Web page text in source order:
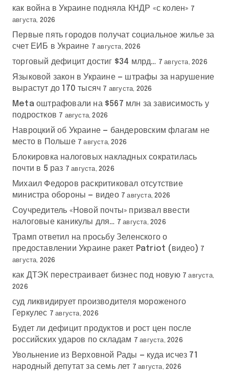
как война в Украине подняла КНДР «с колен» 7
августа, 2026
Первые пять городов получат социальное жилье за
счет ЕИБ в Украине 7 августа, 2026
торговый дефицит достиг $34 млрд… 7 августа, 2026
Языковой закон в Украине — штрафы за нарушение
вырастут до 170 тысяч 7 августа, 2026
Meta оштрафовали на $567 млн за зависимость у
подростков 7 августа, 2026
Навроцкий об Украине — бандеровским флагам не
место в Польше 7 августа, 2026
Блокировка налоговых накладных сократилась
почти в 5 раз 7 августа, 2026
Михаил Федоров раскритиковал отсутствие
министра обороны — видео 7 августа, 2026
Соучредитель «Новой почты» призвал ввести
налоговые каникулы для… 7 августа, 2026
Трамп ответил на просьбу Зеленского о
предоставлении Украине ракет Patriot (видео) 7
августа, 2026
как ДТЭК перестраивает бизнес под новую 7 августа,
2026
суд ликвидирует производителя мороженого
Геркулес 7 августа, 2026
Будет ли дефицит продуктов и рост цен после
российских ударов по складам 7 августа, 2026
Увольнение из Верховной Рады — куда исчез 71
народный депутат за семь лет 7 августа, 2026